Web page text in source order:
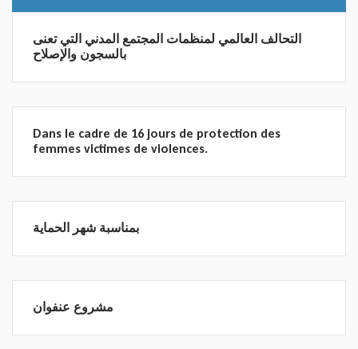
التحالف العالمي لمنظمات المجتمع المدني التي تعنى
بالسجون والإصلاح
Dans le cadre de 16 jours de protection des
femmes victimes de violences.
بمناسبة شهر الحماية
مشروع عنفوان